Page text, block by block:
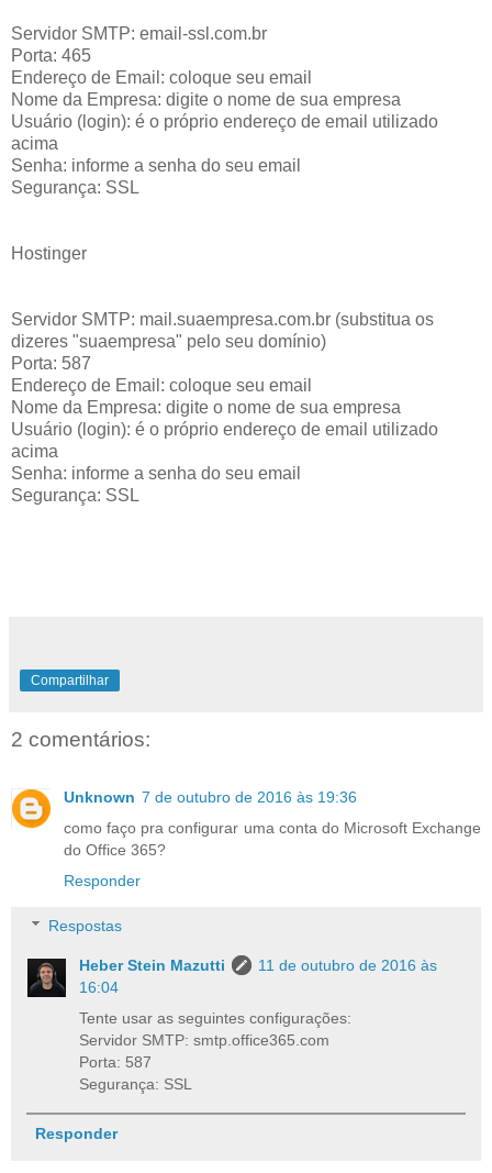
Servidor SMTP: email-ssl.com.br
Porta: 465
Endereço de Email: coloque seu email
Nome da Empresa: digite o nome de sua empresa
Usuário (login): é o próprio endereço de email utilizado
acima
Senha: informe a senha do seu email
Segurança: SSL
Hostinger
Servidor SMTP: mail.suaempresa.com.br (substitua os
dizeres "suaempresa" pelo seu domínio)
Porta: 587
Endereço de Email: coloque seu email
Nome da Empresa: digite o nome de sua empresa
Usuário (login): é o próprio endereço de email utilizado
acima
Senha: informe a senha do seu email
Segurança: SSL
Compartilhar
2 comentários:
Unknown 7 de outubro de 2016 às 19:36
como faço pra configurar uma conta do Microsoft Exchange
do Office 365?
Responder
Respostas
Heber Stein Mazutti
11 de outubro de 2016 às
16:04
Tente usar as seguintes configurações:
Servidor SMTP: smtp.office365.com
Porta: 587
Segurança: SSL
Responder